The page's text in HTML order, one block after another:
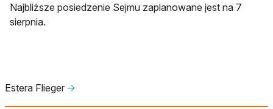
Najbliższe posiedzenie Sejmu zaplanowane jest na 7
sierpnia.
Estera Flieger 🡢